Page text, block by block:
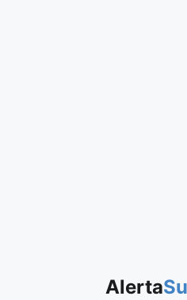
Alerta